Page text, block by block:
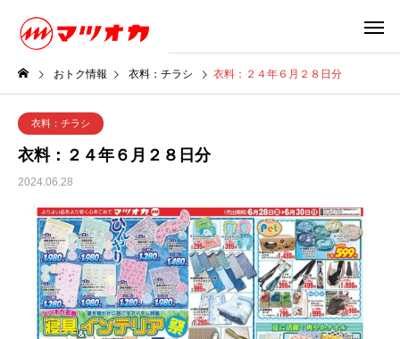
おトク情報 衣料：チラシ 衣料：２４年６月２８日分
衣料：チラシ
衣料：２４年６月２８日分
2024.06.28